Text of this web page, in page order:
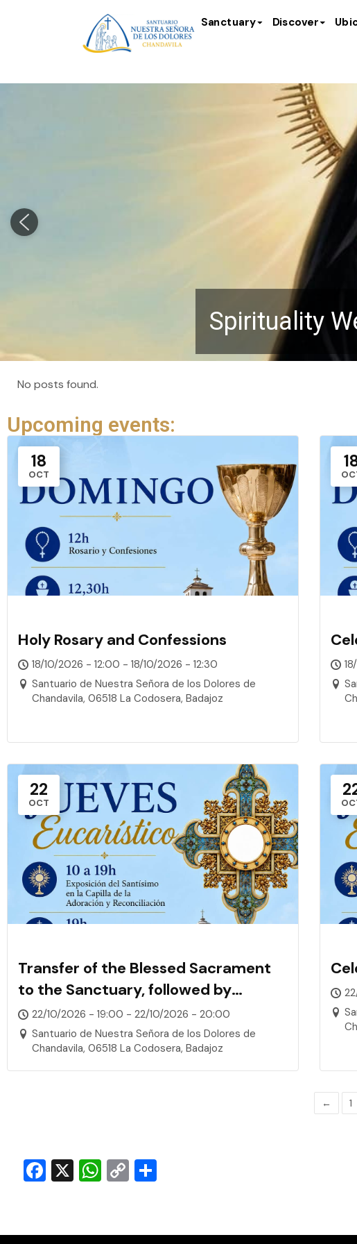
Sanctuary Discover
Spirituality
No posts found.
Upcoming events:
18
OCT
Holy Rosary and Confessions
18/10/2026 - 12:00 - 18/10/2026 - 12:30
Santuario de Nuestra Señora de los Dolores de
Chandavila, 06518 La Codosera, Badajoz
22
OCT
Transfer of the Blessed Sacrament
to the Sanctuary, followed by
Adoration, Rosary, and Confessions
22/10/2026 - 19:00 - 22/10/2026 - 20:00
Santuario de Nuestra Señora de los Dolores de
Chandavila, 06518 La Codosera, Badajoz
← 1
Facebook
X WhatsApp
Copy